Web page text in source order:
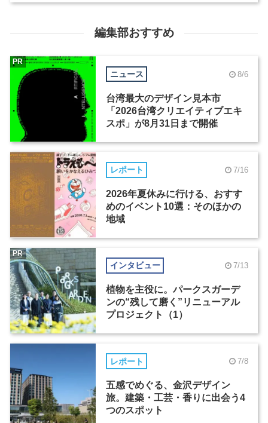
編集部おすすめ
ニュース 8/6
台湾最大のデザイン見本市
「2026台湾クリエイティブエキ
スポ」が8月31日まで開催
PR
レポート 7/16
2026年夏休みに行ける、おすす
めのイベント10選：そのほかの
地域
インタビュー 7/13
植物を主役に。パークスガーデ
ンの“残して磨く”リニューアル
プロジェクト（1）
PR
レポート 7/8
五感でめぐる、金沢デザイン
旅。建築・工芸・香りに出会う4
つのスポット